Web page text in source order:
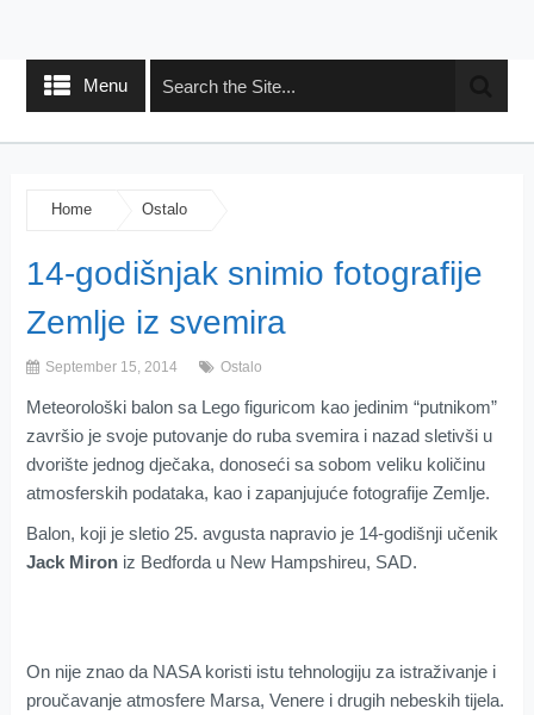
Menu
Home Ostalo
14-godišnjak snimio fotografije
Zemlje iz svemira
September 15, 2014 Ostalo
Meteorološki balon sa Lego figuricom kao jedinim “putnikom”
završio je svoje putovanje do ruba svemira i nazad sletivši u
dvorište jednog dječaka, donoseći sa sobom veliku količinu
atmosferskih podataka, kao i zapanjujuće fotografije Zemlje.
Balon, koji je sletio 25. avgusta napravio je 14-godišnji učenik
Jack Mironiz Bedforda u New Hampshireu, SAD.
On nije znao da NASA koristi istu tehnologiju za istraživanje i
proučavanje atmosfere Marsa, Venere i drugih nebeskih tijela.